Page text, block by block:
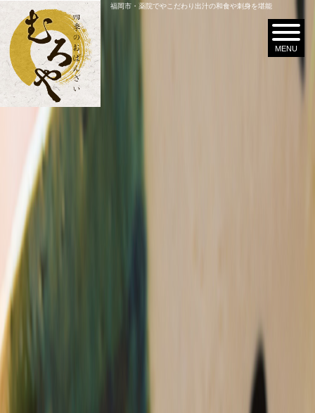
福岡市・薬院でやこだわり出汁の和食や刺身を堪能